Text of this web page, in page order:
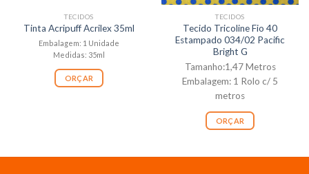
TECIDOS
Tinta Acripuff Acrilex 35ml
Embalagem: 1 Unidade
Medidas: 35ml
ORÇAR
TECIDOS
Tecido Tricoline Fio 40
Estampado 034/02 Pacific
Bright G
Tamanho:1,47 Metros
Embalagem: 1 Rolo c/ 5
metros
ORÇAR